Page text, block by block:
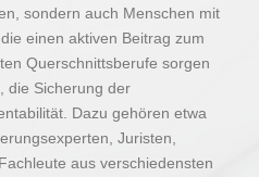
sondern auch Menschen mit
einen aktiven Beitrag zum
Querschnittsberufe sorgen
die Sicherung der
Dazu gehören etwa
Juristen,
aus verschiedensten